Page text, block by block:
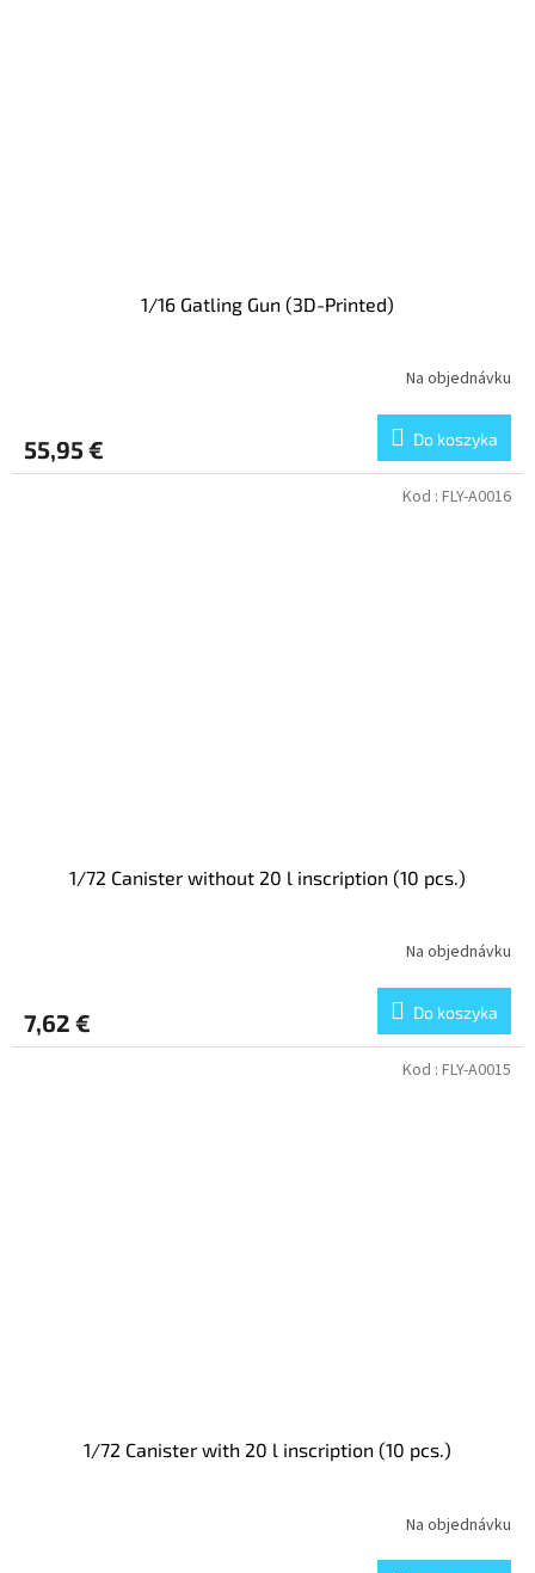
1/16 Gatling Gun (3D-Printed)
Na objednávku
55,95 € Do koszyka
1/72 Canister without 20 l inscription (10 pcs.)
Na objednávku
7,62 € Do koszyka
Kod : FLY-A0016
1/72 Canister with 20 l inscription (10 pcs.)
Na objednávku
Kod : FLY-A0015